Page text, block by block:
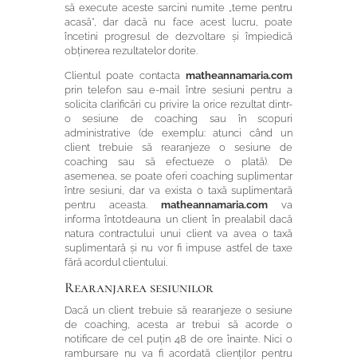
să execute aceste sarcini numite „teme pentru
acasă”, dar dacă nu face acest lucru, poate
încetini progresul de dezvoltare și împiedică
obținerea rezultatelor dorite.
Clientul poate contactamatheannamaria.com
prin telefon sau e-mail între sesiuni pentru a
solicita clarificări cu privire la orice rezultat dintr-
o sesiune de coaching sau în scopuri
administrative (de exemplu: atunci când un
client trebuie să rearanjeze o sesiune de
coaching sau să efectueze o plată). De
asemenea, se poate oferi coaching suplimentar
între sesiuni, dar va exista o taxă suplimentară
pentru aceasta.matheannamaria.com va
informa întotdeauna un client în prealabil dacă
natura contractului unui client va avea o taxă
suplimentară și nu vor fi impuse astfel de taxe
fără acordul clientului.
Rearanjarea sesiunilor
Dacă un client trebuie să rearanjeze o sesiune
de coaching, acesta ar trebui să acorde o
notificare de cel puțin 48 de ore înainte. Nici o
rambursare nu va fi acordată clienților pentru